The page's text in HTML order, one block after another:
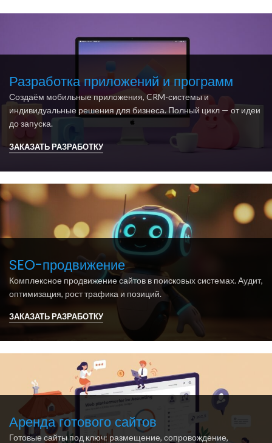
Разработка приложений и программ
Создаём мобильные приложения, CRM-системы и
индивидуальные решения для бизнеса. Полный цикл — от идеи
до запуска.
ЗАКАЗАТЬ РАЗРАБОТКУ
SEO-продвижение
Комплексное продвижение сайтов в поисковых системах. Аудит,
оптимизация, рост трафика и позиций.
ЗАКАЗАТЬ РАЗРАБОТКУ
Аренда готового сайтов
Готовые сайты под ключ: размещение, сопровождение,